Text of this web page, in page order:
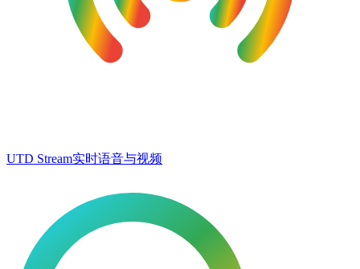
UTD Stream实时语音与视频